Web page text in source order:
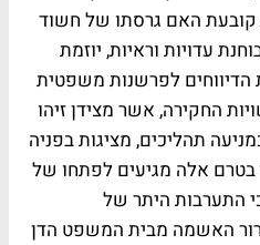
האם גרסתו של חשוד
עדויות וראיות, יוזמת
הדיווחים לפרשנות משפטית
החקירה, אשר מצידן זיהו
תהליכים, מציגות בפניה
בטרם אלה מגיעים לפתחו של
התערבות היתר של
האשמה מבית המשפט הדן